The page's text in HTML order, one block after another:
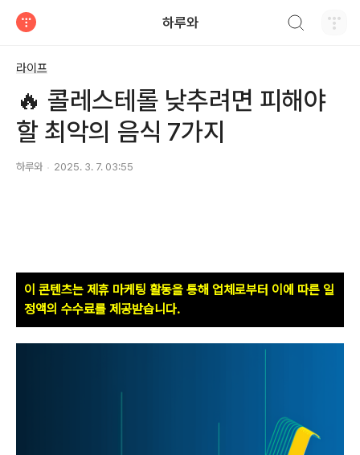
하루와
라이프
🔥 콜레스테롤 낮추려면 피해야
할 최악의 음식 7가지
하루와 2025. 3. 7. 03:55
이 콘텐츠는 제휴 마케팅 활동을 통해 업체로부터 이에 따른 일
정액의 수수료를 제공받습니다.